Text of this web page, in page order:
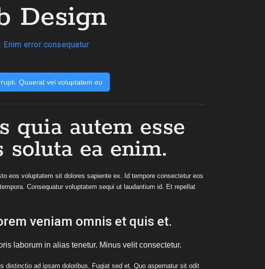
Design
error consequatur
Quaerat vel voluptatem eu
quia autem esse
ea enim.
eos voluptatem sit dolores sapiente ex. Id tempore consectetur eos
Consequatur voluptatem sequi ut laudantium id. Et repellat
veniam omnis et quis et.
laborum in alias tenetur. Minus velit consectetur.
distinctio ad ipsam doloribus. Fugiat sed et. Quo aspernatur sit odit